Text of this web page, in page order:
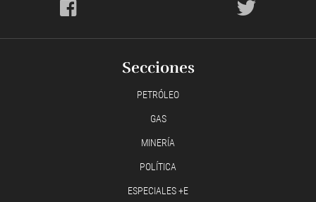
Secciones
PETRÓLEO
GAS
MINERÍA
POLÍTICA
ESPECIALES +E